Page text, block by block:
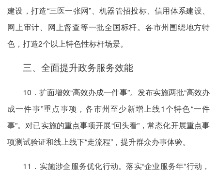
建设，打造“三医一张网”、机器管招投标、信用体系建设、
网上审计、网上督查等一批全国标杆。各市州围绕地方特
色，打造2个以上特色性标杆场景。
三、全面提升政务服务效能
10．扩面增效“高效办成一件事”。发布实施两批“高效办
成一件事”重点事项，各市州至少新增上线1个特色“一件
事”。对已实施的重点事项开展“回头看”，常态化开展重点事
项测试验证和线上线下“走流程”，提升群众办事体验。
11．实施涉企服务优化行动。落实“企业服务年”行动，